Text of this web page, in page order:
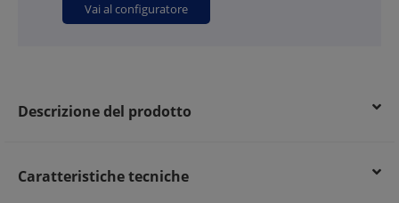
Vai al configuratore
Descrizione del prodotto
Caratteristiche tecniche